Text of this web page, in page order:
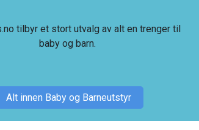
tilbyr et stort utvalg av alt en trenger til
baby og barn.
Alt innen Baby og Barneutstyr